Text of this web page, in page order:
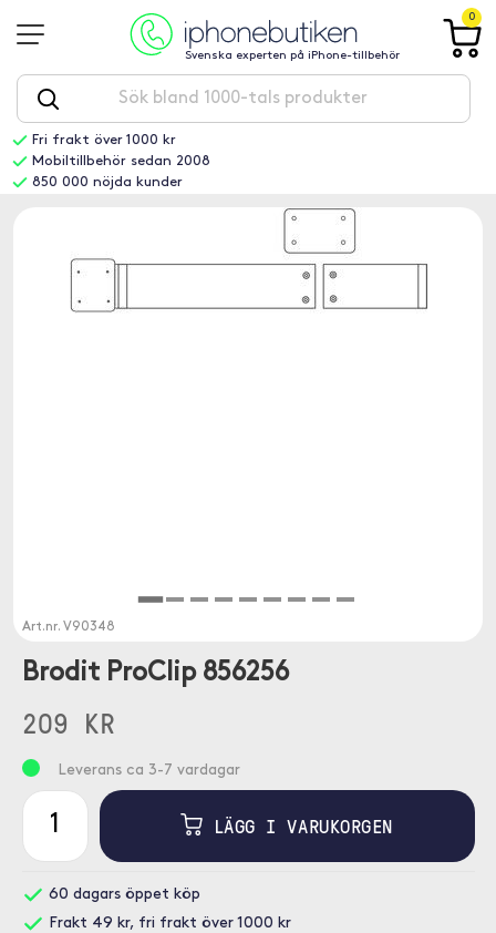
Svenska experten på iPhone-tillbehör
0
Fri frakt över 1000 kr
Mobiltillbehör sedan 2008
850 000 nöjda kunder
Art.nr. V90348
Brodit ProClip 856256
209 KR
Leverans ca 3-7 vardagar
LÄGG I VARUKORGEN
60 dagars öppet köp
Frakt 49 kr, fri frakt över 1000 kr